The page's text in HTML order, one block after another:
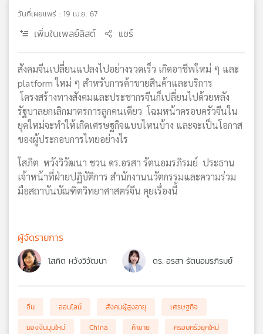
เอส
แผนที่
วิทยุ
เครือ
ข่าย
วันที่เผยแพร่ : 19 เม.ย. 67
เพิ่มในเพลย์ลิสต์ แชร์
สังคมจีนเปลี่ยนแปลงไปอย่างรวดเร็ว เกิดอาชีพใหม่ ๆ และ
platform ใหม่ ๆ สำหรับการค้าขายสินค้าและบริการ
โครงสร้างทางสังคมและประชากรจีนก็เปลี่ยนไปด้วยหลัง
รัฐบาลยกเลิกมาตรการลูกคนเดียว โฉมหน้าครอบครัวจีนใน
ยุคใหม่จะทำให้เกิดเศรษฐกิจแบบไหนบ้าง และจะเป็นโอกาส
ของผู้ประกอบการไทยอย่างไร
โสภิต หวังวิวัฒนา ชวน ดร.อรสา รัตนอมรภิรมย์ ประธาน
เจ้าหน้าที่ฝ่ายปฏิบัติการ สำนักงานนวัตกรรมและความร่วม
มือสถาบันบัณฑิตวิทยาศาสตร์จีน คุยเรื่องนี้
ผู้จัดรายการ
โสภิต หวังวิวัฒนา ดร. อรสา รัตนอมรภิรมย์
จีน ออนไลน์ สังคมผู้สูงอายุ
เศรษฐกิจ
มองจีนมุมใหม่
China ค้าขาย ครอบครัวยุคใหม่